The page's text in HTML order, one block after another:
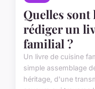
Quelles sont
rédiger un
familial ?
Un livre de cuisine
simple assemblage
héritage, d'une